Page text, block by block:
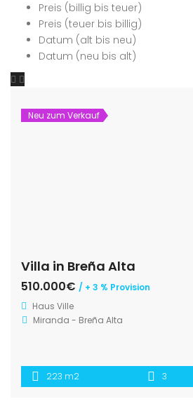
Preis (billig bis teuer)
Preis (teuer bis billig)
Datum (alt bis neu)
Datum (neu bis alt)
Neu zum Verkauf
Villa in Breña Alta
510.000€ / + 3 % Provision
Haus Ville
Miranda - Breña Alta
223 m2 3